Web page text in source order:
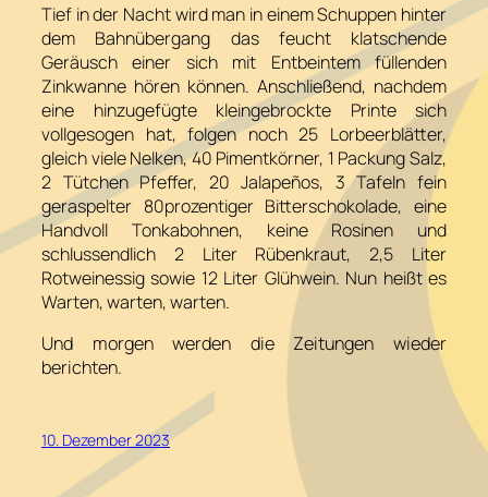
Tief in der Nacht wird man in einem Schuppen hinter
dem Bahnübergang das feucht klatschende
Geräusch einer sich mit Entbeintem füllenden
Zinkwanne hören können. Anschließend, nachdem
eine hinzugefügte kleingebrockte Printe sich
vollgesogen hat, folgen noch 25 Lorbeerblätter,
gleich viele Nelken, 40 Pimentkörner, 1 Packung Salz,
2 Tütchen Pfeffer, 20 Jalapeños, 3 Tafeln fein
geraspelter 80prozentiger Bitterschokolade, eine
Handvoll Tonkabohnen, keine Rosinen und
schlussendlich 2 Liter Rübenkraut, 2,5 Liter
Rotweinessig sowie 12 Liter Glühwein. Nun heißt es
Warten, warten, warten.
Und morgen werden die Zeitungen wieder
berichten.
10. Dezember 2023